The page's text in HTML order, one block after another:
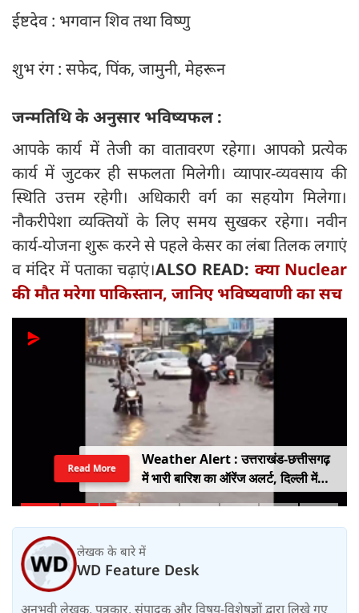
ईष्टदेव : भगवान शिव तथा विष्णु
शुभ रंग : सफेद, पिंक, जामुनी, मेहरून
जन्मतिथि के अनुसार भविष्यफल :
आपके कार्य में तेजी का वातावरण रहेगा। आपको प्रत्येक
कार्य में जुटकर ही सफलता मिलेगी। व्यापार-व्यवसाय की
स्थिति उत्तम रहेगी। अधिकारी वर्ग का सहयोग मिलेगा।
नौकरीपेशा व्यक्तियों के लिए समय सुखकर रहेगा। नवीन
कार्य-योजना शुरू करने से पहले केसर का लंबा तिलक लगाएं
व मंदिर में पताका चढ़ाएं।ALSO READ: क्या Nuclear
की मौत मरेगा पाकिस्तान, जानिए भविष्यवाणी का सच
Weather Alert : उत्तराखंड-छत्तीसगढ़
में भारी बारिश का ऑरेंज अलर्ट, दिल्ली में
हल्की बारिश, जानें IMD का ताजा अपडेट
Read More
लेखक के बारे में
WD Feature Desk
अनुभवी लेखक, पत्रकार, संपादक और विषय-विशेषज्ञों द्वारा लिखे गए